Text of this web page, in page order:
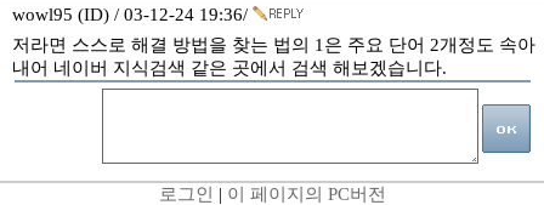
wowl95 (ID) / 03-12-24 19:36/
저라면 스스로 해결 방법을 찾는 법의 1은 주요 단어 2개정도 속아
내어 네이버 지식검색 같은 곳에서 검색 해보겠습니다.
로그인 | 이 페이지의 PC버전